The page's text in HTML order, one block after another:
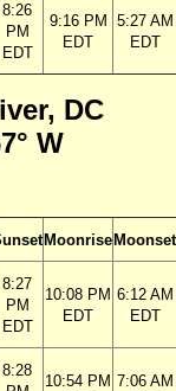
8:26
PM
EDT
9:16 PM
EDT
5:27 AM
EDT
DC
W
MoonriseMoonset
8:27
PM
EDT
10:08 PM
EDT
6:12 AM
EDT
8:28
10:54 PM 7:06 AM